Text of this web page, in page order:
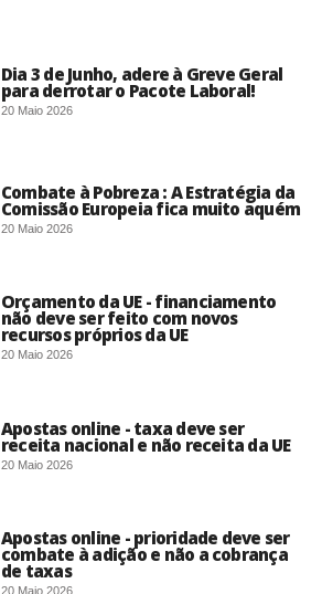
Dia 3 de Junho, adere à Greve Geral
para derrotar o Pacote Laboral!
20 Maio 2026
Combate à Pobreza : A Estratégia da
Comissão Europeia fica muito aquém
20 Maio 2026
Orçamento da UE - financiamento
não deve ser feito com novos
recursos próprios da UE
20 Maio 2026
Apostas online - taxa deve ser
receita nacional e não receita da UE
20 Maio 2026
Apostas online - prioridade deve ser
combate à adição e não a cobrança
de taxas
20 Maio 2026